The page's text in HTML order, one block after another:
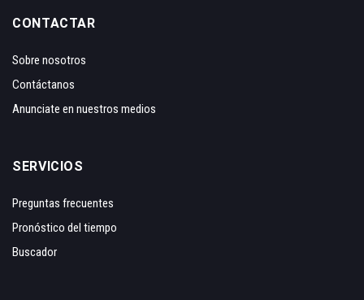
CONTACTAR
Sobre nosotros
Contáctanos
Anunciate en nuestros medios
SERVICIOS
Preguntas frecuentes
Pronóstico del tiempo
Buscador